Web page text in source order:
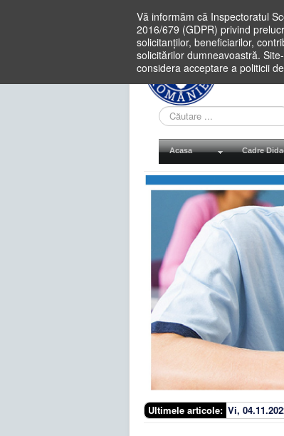
Vă informăm că Inspectoratul
2016/679 (GDPR) privind
solicitanților, beneficiarilor,
solicitărilor dumneavoastră.
considera acceptare a politicii
Cauta
in
site
Acasa Cadre
Ultimele articole: Vi,